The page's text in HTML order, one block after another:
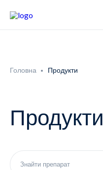
Новини
Неврологія
Фармаконагляд
Головна Продукти
Продукти